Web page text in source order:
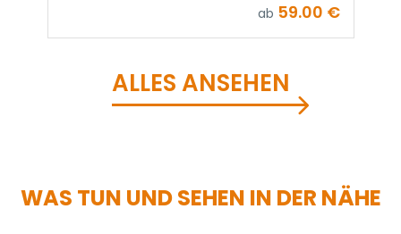
ab 59.00 €
ALLES ANSEHEN
WAS TUN UND SEHEN IN DER NÄHE